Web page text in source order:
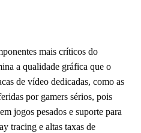
mais críticos do
a qualidade gráfica que o
de vídeo dedicadas, como as
por gamers sérios, pois
jogos pesados e suporte para
tracing e altas taxas de